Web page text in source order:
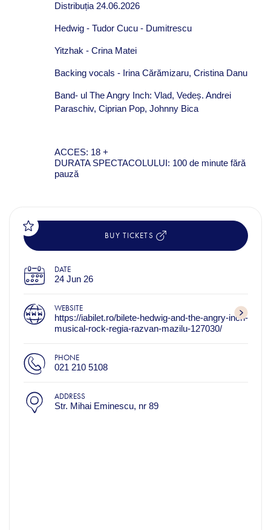
Distribuția 24.06.2026
Hedwig - Tudor Cucu - Dumitrescu
Yitzhak - Crina Matei
Backing vocals - Irina Cărămizaru, Cristina Danu
Band- ul The Angry Inch: Vlad, Vedeș. Andrei
Paraschiv, Ciprian Pop, Johnny Bica
ACCES: 18 +
DURATA SPECTACOLULUI: 100 de minute fără
pauză
BUY TICKETS
DATE
24 Jun 26
WEBSITE
https://iabilet.ro/bilete-hedwig-and-the-angry-inch-
musical-rock-regia-razvan-mazilu-127030/
PHONE
021 210 5108
ADDRESS
Str. Mihai Eminescu, nr 89